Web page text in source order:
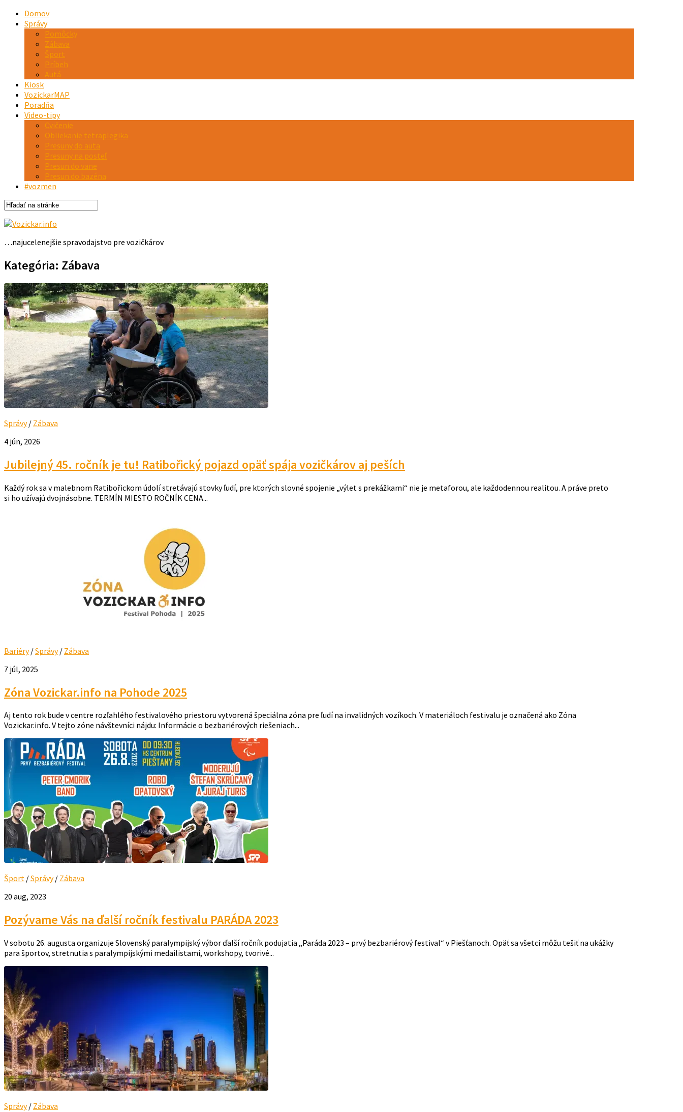
Domov
Správy
Pomôcky
Zábava
Šport
Príbeh
Autá
Kiosk
VozickarMAP
Poradňa
Video-tipy
Cvičenie
Obliekanie tetraplegika
Presuny do auta
Presuny na posteľ
Presun do vane
Presun do bazéna
#vozmen
…najucelenejšie spravodajstvo pre vozičkárov
Kategória: Zábava
Správy/ Zábava
4 jún, 2026
Jubilejný 45. ročník je tu! Ratibořický pojazd opäť spája vozičkárov aj peších
Každý rok sa v malebnom Ratibořickom údolí stretávajú stovky ľudí, pre ktorých slovné spojenie „výlet s prekážkami“ nie je metaforou, ale každodennou realitou. A práve preto
si ho užívajú dvojnásobne. TERMÍN MIESTO ROČNÍK CENA...
Bariéry/Správy/ Zábava
7 júl, 2025
Zóna Vozickar.info na Pohode 2025
Aj tento rok bude v centre rozľahlého festivalového priestoru vytvorená špeciálna zóna pre ľudí na invalidných vozíkoch. V materiáloch festivalu je označená ako Zóna
Vozickar.info. V tejto zóne návštevníci nájdu: Informácie o bezbariérových riešeniach...
Šport /Správy/ Zábava
20 aug, 2023
Pozývame Vás na ďalší ročník festivalu PARÁDA 2023
V sobotu 26. augusta organizuje Slovenský paralympijský výbor ďalší ročník podujatia „Paráda 2023 – prvý bezbariérový festival“ v Piešťanoch. Opäť sa všetci môžu tešiť na ukážky
para športov, stretnutia s paralympijskými medailistami, workshopy, tvorivé...
Správy/ Zábava